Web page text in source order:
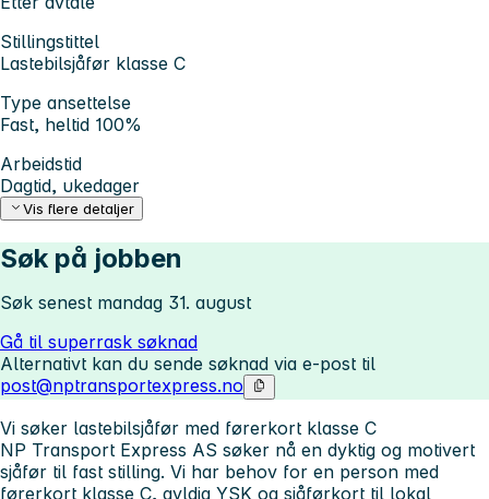
Stillingstittel
Lastebilsjåfør klasse C
Type ansettelse
Fast, heltid 100%
Arbeidstid
Dagtid, ukedager
Vis flere detaljer
Søk på jobben
Søk senest mandag 31. august
Gå til superrask søknad
Alternativt kan du sende søknad via e-post til
post@nptransportexpress.no
Vi søker lastebilsjåfør med førerkort klasse C
NP Transport Express AS søker nå en dyktig og motivert
sjåfør til fast stilling. Vi har behov for en person med
førerkort klasse C, gyldig YSK og sjåførkort til lokal